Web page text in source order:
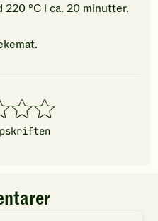
°C i ca. 20 minutter.
4
stjerner
5
stjerner